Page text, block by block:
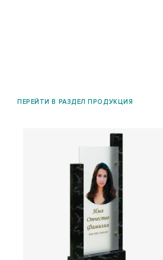
ПЕРЕЙТИ В РАЗДЕЛ ПРОДУКЦИЯ